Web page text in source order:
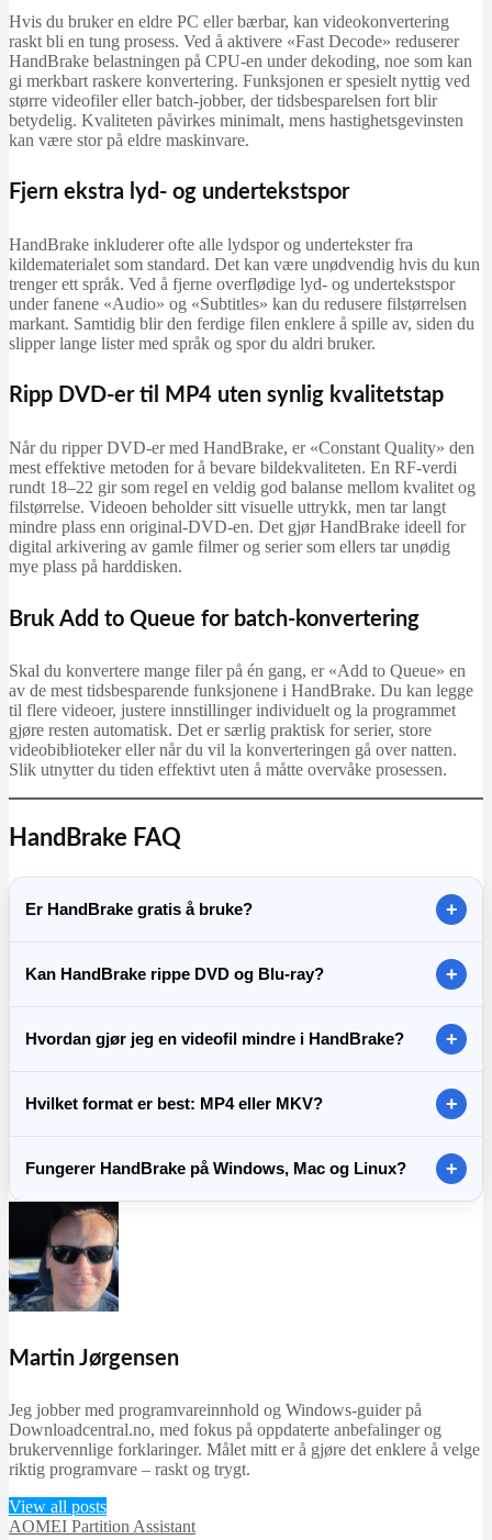
Hvis du bruker en eldre PC eller bærbar, kan videokonvertering
raskt bli en tung prosess. Ved å aktivere «Fast Decode» reduserer
HandBrake belastningen på CPU-en under dekoding, noe som kan
gi merkbart raskere konvertering. Funksjonen er spesielt nyttig ved
større videofiler eller batch-jobber, der tidsbesparelsen fort blir
betydelig. Kvaliteten påvirkes minimalt, mens hastighetsgevinsten
kan være stor på eldre maskinvare.
Fjern ekstra lyd- og undertekstspor
HandBrake inkluderer ofte alle lydspor og undertekster fra
kildematerialet som standard. Det kan være unødvendig hvis du kun
trenger ett språk. Ved å fjerne overflødige lyd- og undertekstspor
under fanene «Audio» og «Subtitles» kan du redusere filstørrelsen
markant. Samtidig blir den ferdige filen enklere å spille av, siden du
slipper lange lister med språk og spor du aldri bruker.
Ripp DVD-er til MP4 uten synlig kvalitetstap
Når du ripper DVD-er med HandBrake, er «Constant Quality» den
mest effektive metoden for å bevare bildekvaliteten. En RF-verdi
rundt 18–22 gir som regel en veldig god balanse mellom kvalitet og
filstørrelse. Videoen beholder sitt visuelle uttrykk, men tar langt
mindre plass enn original-DVD-en. Det gjør HandBrake ideell for
digital arkivering av gamle filmer og serier som ellers tar unødig
mye plass på harddisken.
Bruk Add to Queue for batch-konvertering
Skal du konvertere mange filer på én gang, er «Add to Queue» en
av de mest tidsbesparende funksjonene i HandBrake. Du kan legge
til flere videoer, justere innstillinger individuelt og la programmet
gjøre resten automatisk. Det er særlig praktisk for serier, store
videobiblioteker eller når du vil la konverteringen gå over natten.
Slik utnytter du tiden effektivt uten å måtte overvåke prosessen.
HandBrake FAQ
Er HandBrake gratis å bruke? +
programmet uten abonnement. Du laster det best ned fra den
offisielle HandBrake-siden for å unngå uoffisielle utgaver.
Kan HandBrake rippe DVD og Blu-ray? +
kopibeskyttet. Hvis platen er beskyttet, kan HandBrake
vanligvis ikke lese den direkte.
Hvordan gjør jeg en videofil mindre i HandBrake? +
Quality» (RF) for å styre balansen mellom kvalitet og
filstørrelse. En RF rundt 20–23 er ofte et godt utgangspunkt for
vanlige videoer.
Hvilket format er best: MP4 eller MKV? +
MKV ofte passer bedre for avanserte brukere fordi det kan
håndtere flere lyd- og undertekstspor mer fleksibelt.
Fungerer HandBrake på Windows, Mac og Linux? +
Ja. HandBrake finnes til Windows, macOS og Linux, og
funksjonene er i stor grad de samme på tvers av plattformer.
Martin Jørgensen
Jeg jobber med programvareinnhold og Windows-guider på
Downloadcentral.no, med fokus på oppdaterte anbefalinger og
brukervennlige forklaringer. Målet mitt er å gjøre det enklere å velge
riktig programvare – raskt og trygt.
View all posts
AOMEI Partition Assistant